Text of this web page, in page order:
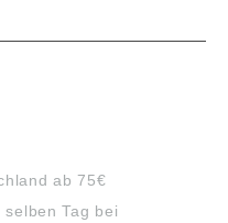
ab 75€
Tag bei